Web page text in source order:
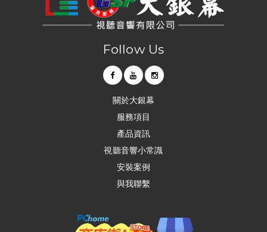
Follow Us
關於大銀幕
服務項目
產品資訊
視聽音響小常識
安裝案例
與我聯繫